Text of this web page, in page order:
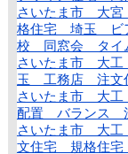
さいたま市 大
格住宅 埼玉 ビ
校 同窓会 タイ
さいたま市 大
玉 工務店 注文
さいたま市 大
配置 バランス
さいたま市 大
文住宅 規格住